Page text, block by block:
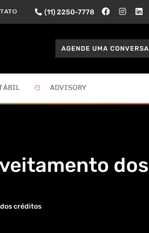
(11) 2250-7778
AGENDE UMA CONVERSA
ADVISORY
dos
créditos